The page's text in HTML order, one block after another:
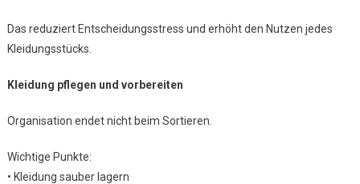
Das reduziert Entscheidungsstress und erhöht den Nutzen jedes
Kleidungsstücks.
Kleidung pflegen und vorbereiten
Organisation endet nicht beim Sortieren.
Wichtige Punkte:
• Kleidung sauber lagern